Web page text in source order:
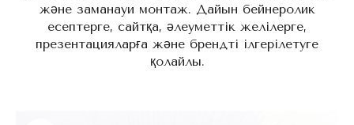
және заманауи монтаж. Дайын бейнеролик
есептерге, сайтқа, әлеуметтік желілерге,
презентацияларға және брендті ілгерілетуге
қолайлы.